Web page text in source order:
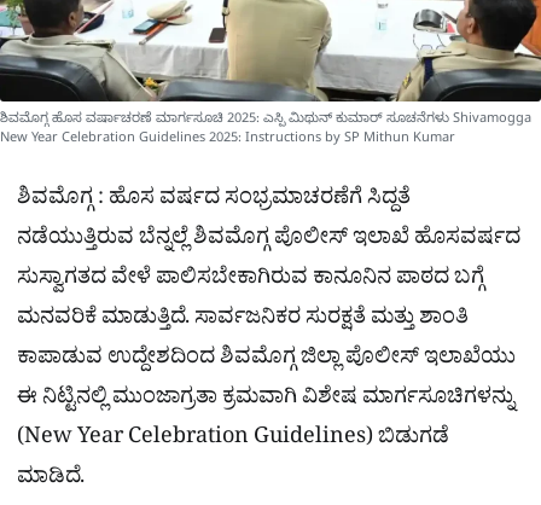
ಶಿವಮೊಗ್ಗ ಹೊಸ ವರ್ಷಾಚರಣೆ ಮಾರ್ಗಸೂಚಿ 2025: ಎಸ್ಪಿ ಮಿಥುನ್ ಕುಮಾರ್ ಸೂಚನೆಗಳು Shivamogga
New Year Celebration Guidelines 2025: Instructions by SP Mithun Kumar
ಶಿವಮೊಗ್ಗ : ಹೊಸ ವರ್ಷದ ಸಂಭ್ರಮಾಚರಣೆಗೆ ಸಿದ್ದತೆ
ನಡೆಯುತ್ತಿರುವ ಬೆನ್ನಲ್ಲೆ ಶಿವಮೊಗ್ಗ ಪೊಲೀಸ್ ಇಲಾಖೆ ಹೊಸವರ್ಷದ
ಸುಸ್ವಾಗತದ ವೇಳೆ ಪಾಲಿಸಬೇಕಾಗಿರುವ ಕಾನೂನಿನ ಪಾಠದ ಬಗ್ಗೆ
ಮನವರಿಕೆ ಮಾಡುತ್ತಿದೆ. ಸಾರ್ವಜನಿಕರ ಸುರಕ್ಷತೆ ಮತ್ತು ಶಾಂತಿ
ಕಾಪಾಡುವ ಉದ್ದೇಶದಿಂದ ಶಿವಮೊಗ್ಗ ಜಿಲ್ಲಾ ಪೊಲೀಸ್ ಇಲಾಖೆಯು
ಈ ನಿಟ್ಟಿನಲ್ಲಿ ಮುಂಜಾಗ್ರತಾ ಕ್ರಮವಾಗಿ ವಿಶೇಷ ಮಾರ್ಗಸೂಚಿಗಳನ್ನು
(New Year Celebration Guidelines) ಬಿಡುಗಡೆ
ಮಾಡಿದೆ.